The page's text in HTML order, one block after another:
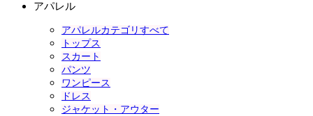
アパレル
アパレルカテゴリすべて
トップス
スカート
パンツ
ワンピース
ドレス
ジャケット・アウター